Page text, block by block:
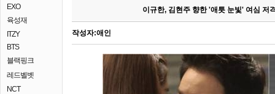
EXO
육성재
ITZY
BTS
블랙핑크
레드벨벳
NCT
이규한, 김현주 향한 '애틋 눈빛' 여심 저
작성자:애인